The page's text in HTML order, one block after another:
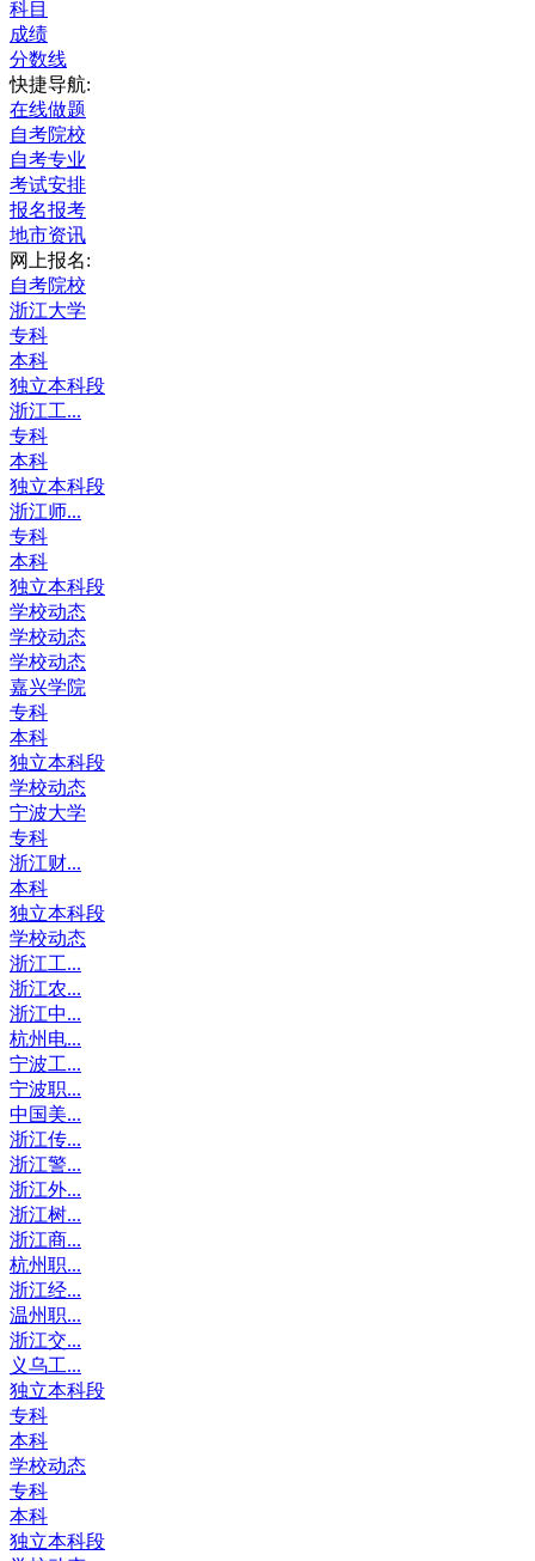
科目
成绩
分数线
快捷导航:
在线做题
自考院校
自考专业
考试安排
报名报考
地市资讯
网上报名:
自考院校
浙江大学
专科
本科
独立本科段
浙江工...
专科
本科
独立本科段
浙江师...
专科
本科
独立本科段
学校动态
学校动态
学校动态
嘉兴学院
专科
本科
独立本科段
学校动态
宁波大学
专科
浙江财...
本科
独立本科段
学校动态
浙江工...
浙江农...
浙江中...
杭州电...
宁波工...
宁波职...
中国美...
浙江传...
浙江警...
浙江外...
浙江树...
浙江商...
杭州职...
浙江经...
温州职...
浙江交...
义乌工...
独立本科段
专科
本科
学校动态
专科
本科
独立本科段